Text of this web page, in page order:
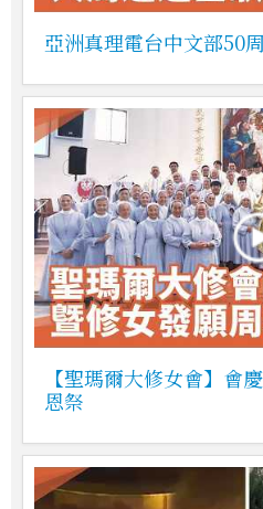
亞洲真理電台中文部50
【聖瑪爾大修女會】會
恩祭